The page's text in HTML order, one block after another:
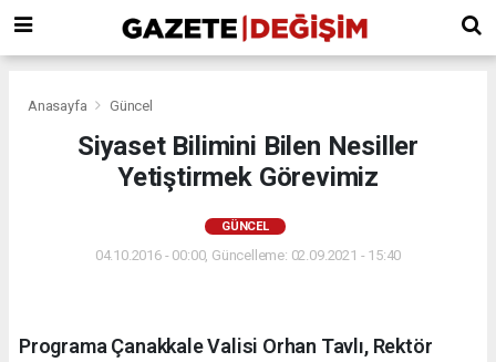
Anasayfa Güncel
Siyaset Bilimini Bilen Nesiller
Yetiştirmek Görevimiz
GÜNCEL
04.10.2016 - 00:00, Güncelleme: 02.09.2021 - 15:40
Programa Çanakkale Valisi Orhan Tavlı, Rektör